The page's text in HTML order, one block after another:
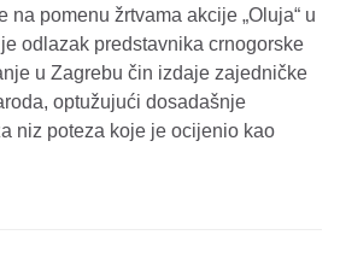
na pomenu žrtvama akcije „Oluja“ u
odlazak predstavnika crnogorske
u Zagrebu čin izdaje zajedničke
optužujući dosadašnje
niz poteza koje je ocijenio kao